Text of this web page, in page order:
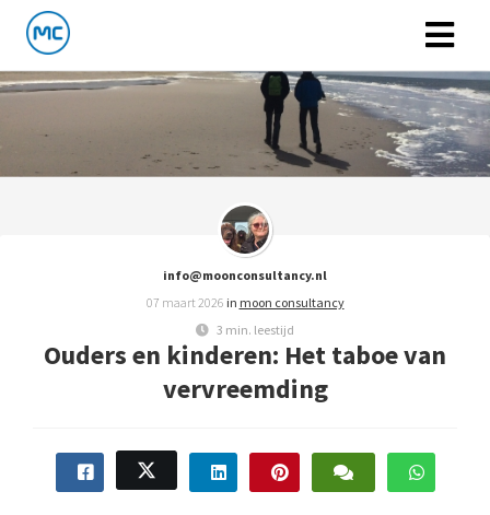
info@moonconsultancy.nl
07 maart 2026 in moon consultancy
3 min. leestijd
Ouders en kinderen: Het taboe van
vervreemding